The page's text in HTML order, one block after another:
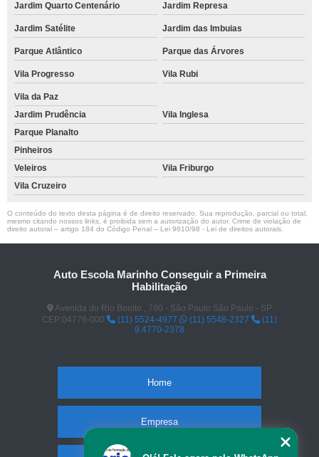
Jardim Quarto Centenário Jardim Represa
Jardim Satélite Jardim das Imbuias
Parque Atlântico Parque das Árvores
Vila Progresso Vila Rubi
Vila da Paz
Jardim Prudência
Vila Inglesa
Parque Planalto
Pinheiros
Veleiros
Vila Friburgo
Vila Cruzeiro
O conteúdo do texto desta página é de direito reservado. Sua reprodução, parcial ou total,
mesmo citando nossos links, é proibida sem a autorização do autor. Crime de violação de
direito autoral – artigo 184 do Código Penal – Lei 9610/98 - Lei de direitos autorais
Auto Escola Marinho Conseguir a Primeira
Habilitação
Avenida do Rio Bonito , 790 - São Paulo São Paulo - SP
CEP:04776-000
(11) 5524-4977 (11) 5548-2327
(11)
9.4770-2378
Home
Empresa